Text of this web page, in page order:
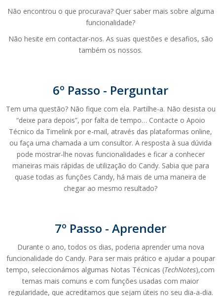
Não encontrou o que procurava? Quer saber mais sobre alguma
funcionalidade?
Não hesite em contactar-nos. As suas questões e desafios, são
também os nossos.
6º Passo - Perguntar
Tem uma questão? Não fique com ela. Partilhe-a. Não desista ou
“deixe para depois”, por falta de tempo… Contacte o Apoio
Técnico da Timelink por e-mail, através das plataformas online,
ou faça uma chamada a um consultor. A resposta à sua dúvida
pode mostrar-lhe novas funcionalidades e ficar a conhecer
maneiras mais rápidas de utilização do Candy. Sabia que para
quase todas as funções Candy, há mais de uma maneira de
chegar ao mesmo resultado?
7º Passo - Aprender
Durante o ano, todos os dias, poderia aprender uma nova
funcionalidade do Candy. Para ser mais prático e ajudar a poupar
tempo, seleccionámos algumas Notas Técnicas (TechNotes),com
temas mais comuns e com funções usadas com maior
regularidade, que acreditamos que sejam úteis no seu dia-a-dia.